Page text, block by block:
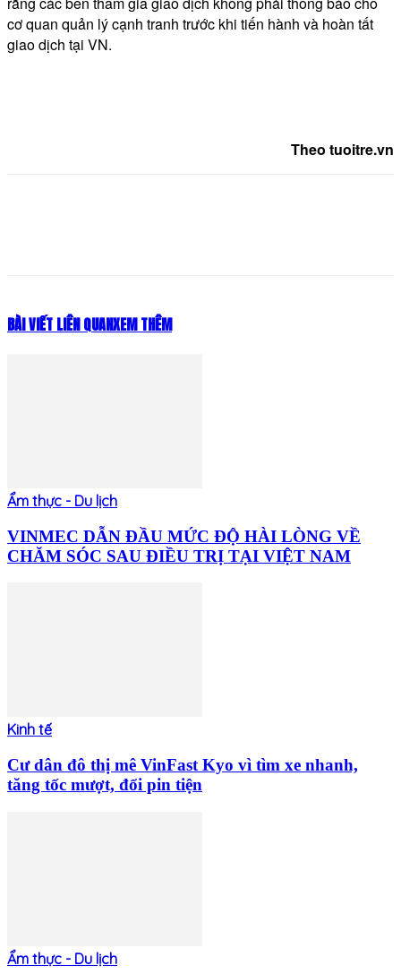
cơ quan quản lý cạnh tranh trước khi tiến hành và hoàn tất
giao dịch tại VN.
Theo tuoitre.vn
BÀI VIẾT LIÊN QUANXEM THÊM
Ẩm thực - Du lịch
VINMEC DẪN ĐẦU MỨC ĐỘ HÀI LÒNG VỀ
CHĂM SÓC SAU ĐIỀU TRỊ TẠI VIỆT NAM
Kinh tế
Cư dân đô thị mê VinFast Kyo vì tìm xe nhanh,
tăng tốc mượt, đổi pin tiện
Ẩm thực - Du lịch